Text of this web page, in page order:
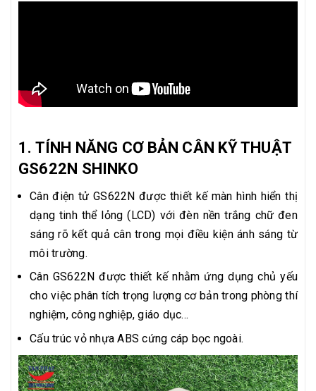
1. TÍNH NĂNG CƠ BẢN CÂN KỸ THUẬT
GS622N SHINKO
Cân điện tử GS622N được thiết kế màn hình hiển thị
dạng tinh thể lỏng (LCD) với đèn nền trắng chữ đen
sáng rõ kết quả cân trong mọi điều kiện ánh sáng từ
môi trường.
Cân GS622N được thiết kế nhằm ứng dụng chủ yếu
cho việc phân tích trọng lượng cơ bản trong phòng thí
nghiệm, công nghiệp, giáo dục...
Cấu trúc vỏ nhựa ABS cứng cáp bọc ngoài.